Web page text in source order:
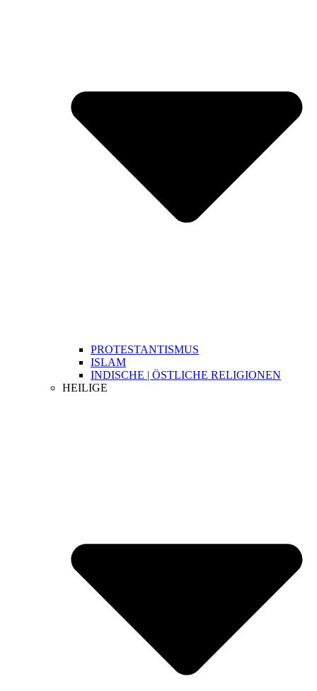
PROTESTANTISMUS
ISLAM
INDISCHE | ÖSTLICHE RELIGIONEN
HEILIGE